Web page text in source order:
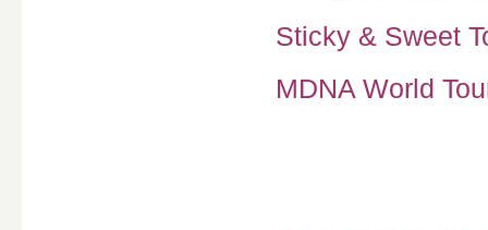
Sticky & Sweet
MDNA World